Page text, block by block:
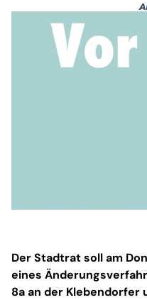
Der Stadtrat soll am
eines
8a an der Klebendorfer